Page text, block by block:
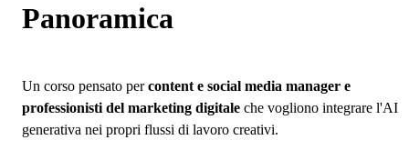
Programma
Docenti
Iscrizione
Panoramica
Un corso pensato percontent e social media manager e
professionisti del marketing digitale che vogliono integrare l'AI
generativa nei propri flussi di lavoro creativi.